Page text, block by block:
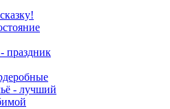
праздник
- лучший